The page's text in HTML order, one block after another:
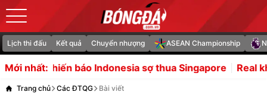
Lịch thi đấu Kết quả Chuyển nhượng ASEAN Championship
Mới nhất:
Indonesia sợ thua Singapore Real không còn hy
Trang chủ Các ĐTQG Bài viết